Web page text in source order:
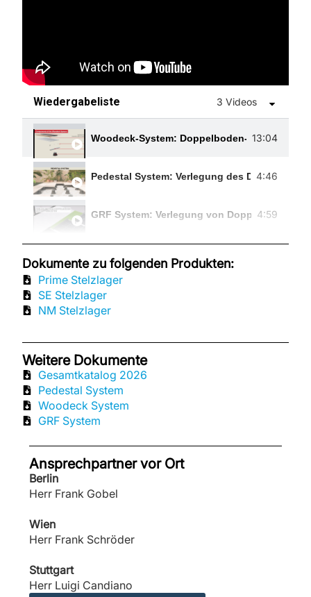
Wiedergabeliste 3 Videos
Woodeck-System: Doppelboden- 13:04
Pedestal System: Verlegung des 4:46
GRF System: Verlegung von Doppelböden
4:59
Dokumente zu folgenden Produkten:
Prime Stelzlager
SE Stelzlager
NM Stelzlager
Weitere Dokumente
Gesamtkatalog 2026
Pedestal System
Woodeck System
GRF System
Ansprechpartner vor Ort
Berlin
Herr Frank Gobel
Wien
Herr Frank Schröder
Stuttgart
Herr Luigi Candiano